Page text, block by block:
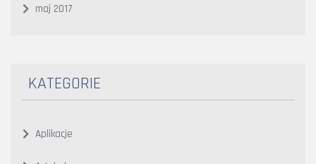
maj 2017
KATEGORIE
Aplikacje